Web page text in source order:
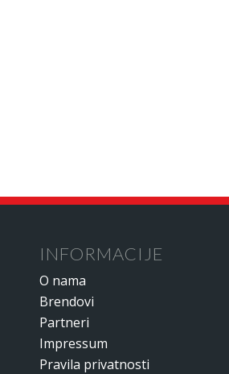
INFORMACIJE
O nama
Brendovi
Partneri
Impressum
Pravila privatnosti